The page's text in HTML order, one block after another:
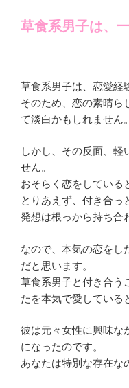
草食系男子は、
草食系男子は、恋愛経
そのため、恋の素晴ら
て淡白かもしれません。
しかし、その反面、軽
せん。
おそらく恋をしている
とりあえず、 付き合っ
発想は根っから持ち合
なので、 本気の恋をし
だと思います。
草食系男子と付き合う
たを本気で愛している
彼は元々女性に興味な
になったのです。
あなたは特別な存在な